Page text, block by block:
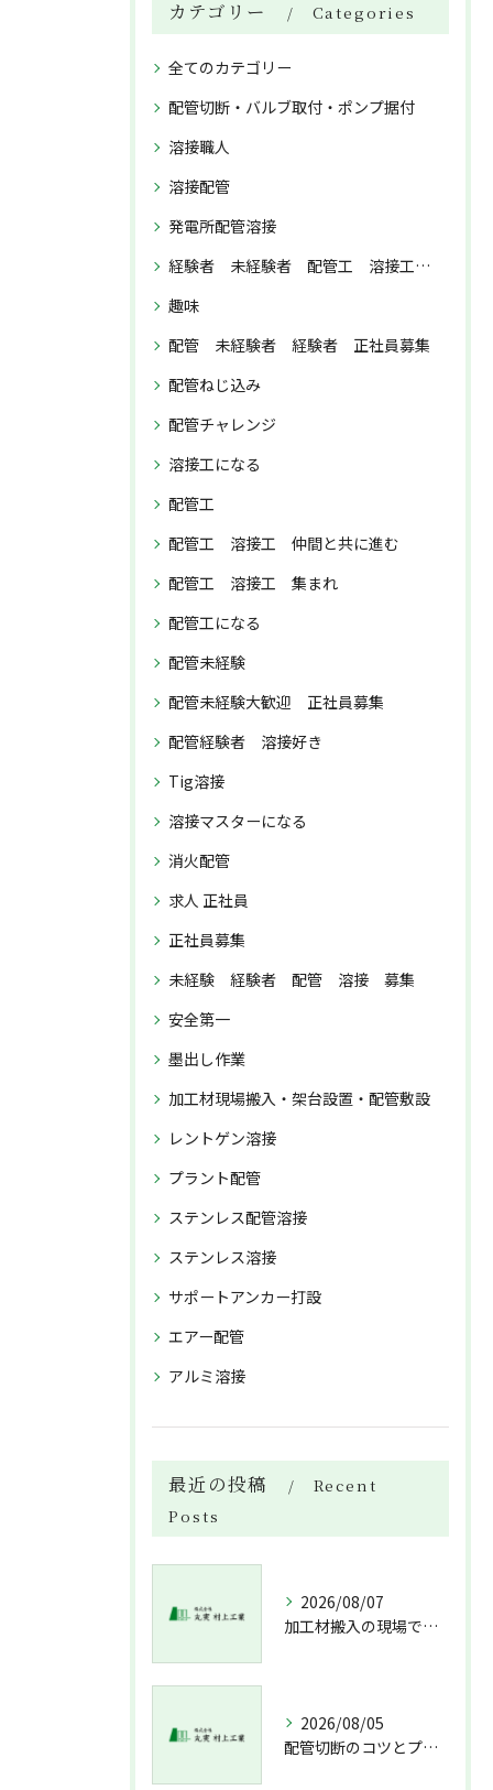
カテゴリー Categories
全てのカテゴリー
配管切断・バルブ取付・ポンプ据付
溶接職人
溶接配管
発電所配管溶接
経験者 未経験者 配管工 溶接工 正社員募集
趣味
配管 未経験者 経験者 正社員募集
配管ねじ込み
配管チャレンジ
溶接工になる
配管工
配管工 溶接工 仲間と共に進む
配管工 溶接工 集まれ
配管工になる
配管未経験
配管未経験大歓迎 正社員募集
配管経験者 溶接好き
Tig溶接
溶接マスターになる
消火配管
求人 正社員
正社員募集
未経験 経験者 配管 溶接 募集
安全第一
墨出し作業
加工材現場搬入・架台設置・配管敷設
レントゲン溶接
プラント配管
ステンレス配管溶接
ステンレス溶接
サポートアンカー打設
エアー配管
アルミ溶接
最近の投稿
Recent
Posts
2026/08/07
加工材搬入の現場で押さえておきたい流れと架台設置配管敷設までの実務解説
2026/08/05
配管切断のコツとプロが教える失敗しない工具選び